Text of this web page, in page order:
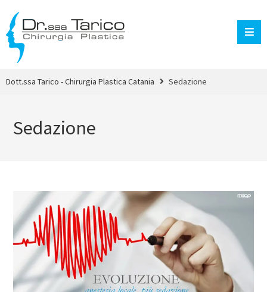
Dott.ssa Tarico - Chirurgia Plastica Catania Sedazione
Sedazione